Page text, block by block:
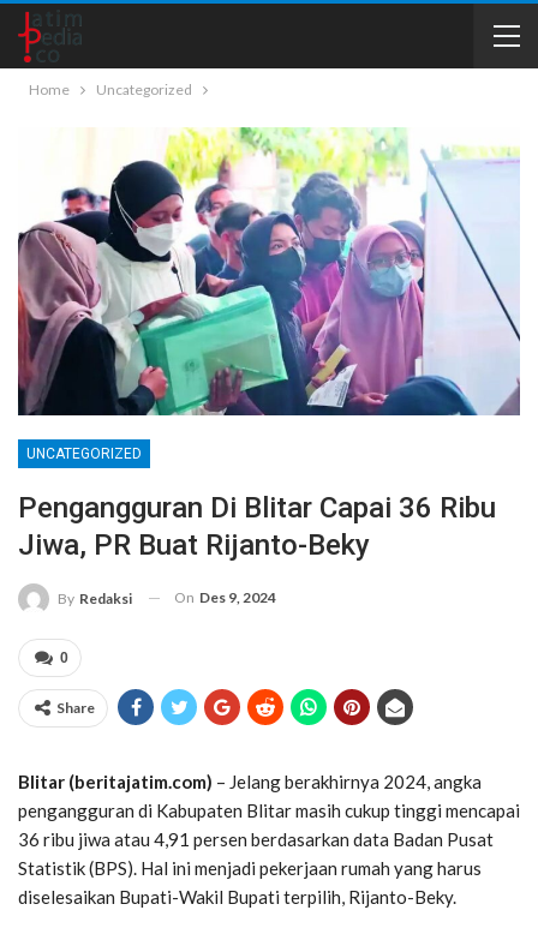
Home Uncategorized
UNCATEGORIZED
Pengangguran Di Blitar Capai 36 Ribu
Jiwa, PR Buat Rijanto-Beky
By Redaksi On Des 9, 2024
0
Share
Blitar (beritajatim.com) – Jelang berakhirnya 2024, angka
pengangguran di Kabupaten Blitar masih cukup tinggi mencapai
36 ribu jiwa atau 4,91 persen berdasarkan data Badan Pusat
Statistik (BPS). Hal ini menjadi pekerjaan rumah yang harus
diselesaikan Bupati-Wakil Bupati terpilih, Rijanto-Beky.